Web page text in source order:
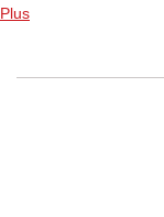
poignées , elle peut
Plus